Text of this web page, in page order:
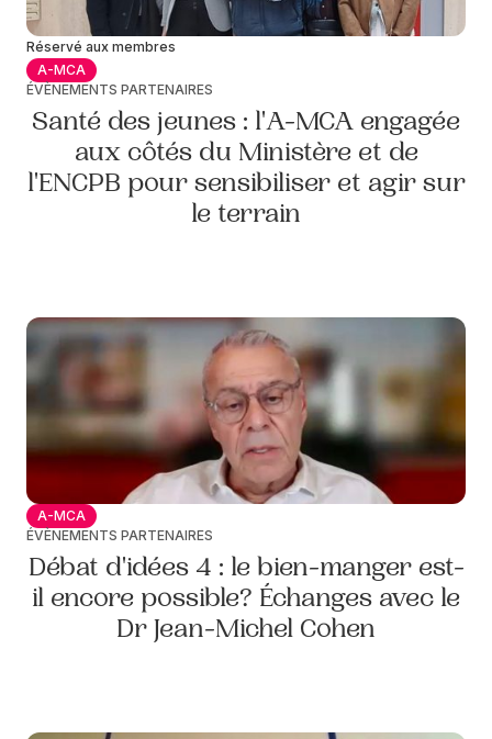
Réservé aux membres
A-MCA
ÉVÈNEMENTS PARTENAIRES
Santé des jeunes : l'A-MCA engagée
aux côtés du Ministère et de
l'ENCPB pour sensibiliser et agir sur
le terrain
A-MCA
ÉVÈNEMENTS PARTENAIRES
Débat d'idées 4 : le bien-manger est-
il encore possible? Échanges avec le
Dr Jean-Michel Cohen